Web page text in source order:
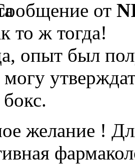
от
то ж тогда!
опыт был
желание !